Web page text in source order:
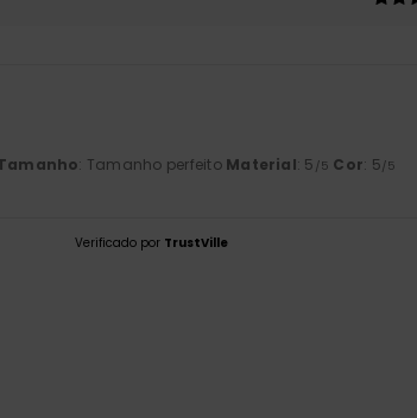
: Tamanho perfeito Material: 5 /5 Cor: 5/5
Verificado por TrustVille